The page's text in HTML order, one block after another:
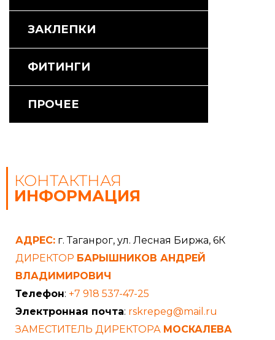
ЗАКЛЕПКИ
ФИТИНГИ
ПРОЧЕЕ
КОНТАКТНАЯ
ИНФОРМАЦИЯ
АДРЕС: г. Таганрог, ул. Лесная Биржа, 6К
ДИРЕКТОР БАРЫШНИКОВ АНДРЕЙ
ВЛАДИМИРОВИЧ
Телефон: +7 918 537-47-25
Электронная почта: rskrepeg@mail.ru
ЗАМЕСТИТЕЛЬ ДИРЕКТОРА МОСКАЛЕВА